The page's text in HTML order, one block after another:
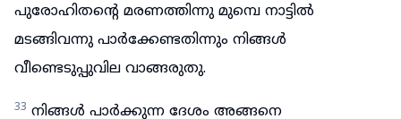
പുരോഹിതന്റെ മരണത്തിന്നു മുമ്പെ നാട്ടിൽ
മടങ്ങിവന്നു പാർക്കേണ്ടതിന്നും നിങ്ങൾ
വീണ്ടെടുപ്പുവില വാങ്ങരുതു.
33 നിങ്ങൾ പാർക്കുന്ന ദേശം അങ്ങനെ